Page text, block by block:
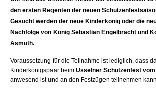
den ersten Regenten der neuen
Gesucht werden der neue Kinderkönig oder die
Nachfolge von König Sebastian Engelbracht und
Asmuth.
Voraussetzung für die Teilnahme ist lediglich, dass
Kinderkönigspaar beim Usselner Schützenfest
anwesend ist und an den Festzügen teilnehmen kann.